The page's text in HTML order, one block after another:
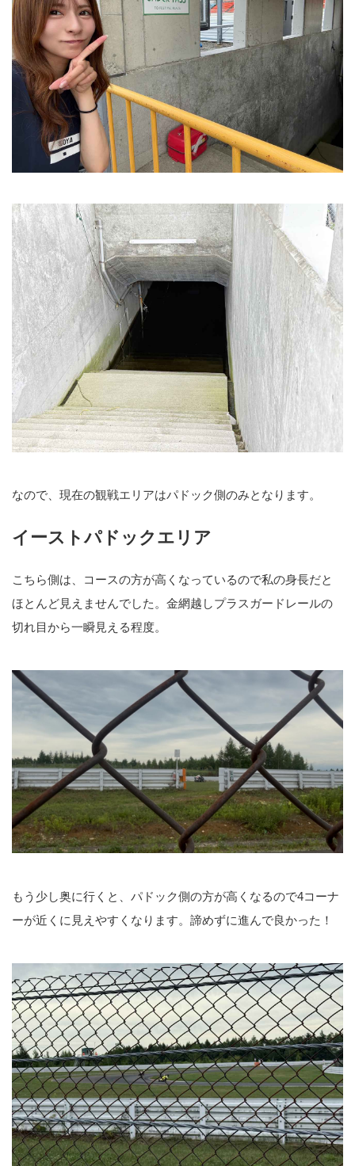
なので、現在の観戦エリアはパドック側のみとなります。
イーストパドックエリア
こちら側は、コースの方が高くなっているので私の身長だと
ほとんど見えませんでした。金網越しプラスガードレールの
切れ目から一瞬見える程度。
もう少し奥に行くと、パドック側の方が高くなるので4コーナ
ーが近くに見えやすくなります。諦めずに進んで良かった！